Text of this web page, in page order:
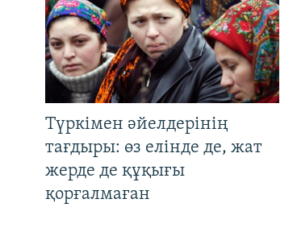
Түркімен әйелдерінің
тағдыры: өз елінде де, жат
жерде де құқығы
қорғалмаған